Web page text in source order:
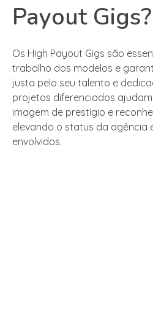
Payout Gigs?
Os High Payout Gigs são
trabalho dos modelos e
justa pelo seu talento e
projetos diferenciados
imagem de prestígio e
elevando o status da agência
envolvidos.